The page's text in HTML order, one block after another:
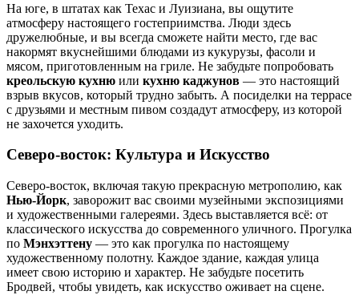
На юге, в штатах как Техас и Луизиана, вы ощутите
атмосферу настоящего гостеприимства. Люди здесь
дружелюбные, и вы всегда сможете найти место, где вас
накормят вкуснейшими блюдами из кукурузы, фасоли и
мясом, приготовленным на гриле. Не забудьте попробовать
креольскую кухню или кухню каджунов — это настоящий
взрыв вкусов, который трудно забыть. А посиделки на террасе
с друзьями и местным пивом создадут атмосферу, из которой
не захочется уходить.
Северо-восток: Культура и Искусство
Северо-восток, включая такую прекрасную метрополию, как
Нью-Йорк, заворожит вас своими музейными экспозициями
и художественными галереями. Здесь выставляется всё: от
классического искусства до современного уличного. Прогулка
по Мэнхэттену — это как прогулка по настоящему
художественному полотну. Каждое здание, каждая улица
имеет свою историю и характер. Не забудьте посетить
Бродвей, чтобы увидеть, как искусство оживает на сцене.